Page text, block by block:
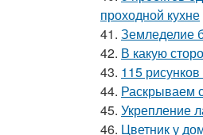
проходной кухне
41. Земледелие
42. В какую
43. 115
44. Раскрываем
45. Укрепление
46. Цветник у